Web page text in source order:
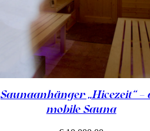
Saunaanhänger „Hicezeit“ –
mobile Sauna